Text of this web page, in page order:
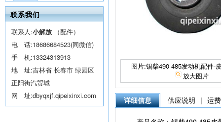
联系我们
联系人:小解放 （配件）
电 话:18686684523(同微信)
手 机:13324313913
地 址:吉林省 长春市 绿园区
正阳街汽贸城
网 址:dbyqxjf.qipeixinxi.com
图片:锡柴490 485发动机配件-
放大图片
详细信息 供应说明 | 运